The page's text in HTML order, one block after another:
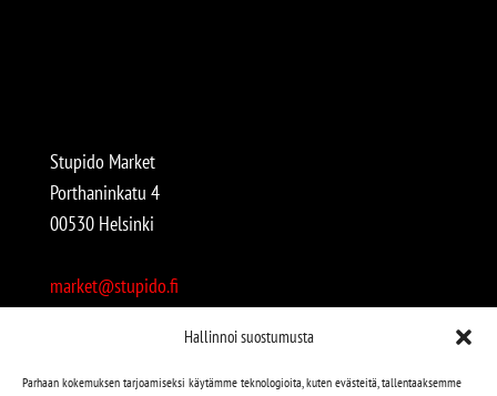
Hallinnoi suostumusta
Parhaan kokemuksen tarjoamiseksi käytämme teknologioita, kuten evästeitä, tallentaaksemme
Stupido Market
Porthaninkatu 4
00530 Helsinki
market@stupido.fi
Avoinna: